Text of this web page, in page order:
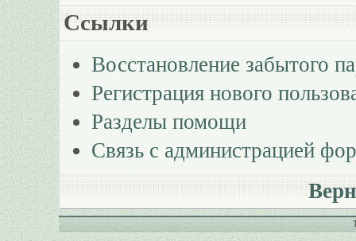
Ссылки
Восстановление забытого
Регистрация нового
Разделы помощи
Связь с администрацией